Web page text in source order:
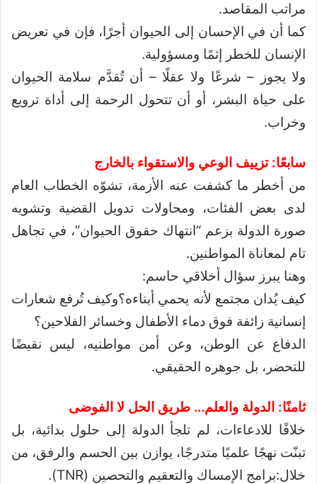
مراتب المقاصد.
كما أن في الإحسان إلى الحيوان أجرًا، فإن في تعريض
الإنسان للخطر إثمًا ومسؤولية.
ولا يجوز – شرعًا ولا عقلًا – أن تُقدَّم سلامة الحيوان
على حياة البشر، أو أن تتحول الرحمة إلى أداة ترويع
وخراب.
سابعًا: تزييف الوعي والاستقواء بالخارج
من أخطر ما كشفت عنه الأزمة، تشوّه الخطاب العام
لدى بعض الفئات، ومحاولات تدويل القضية وتشويه
صورة الدولة بزعم “انتهاك حقوق الحيوان”، في تجاهل
تام لمعاناة المواطنين.
وهنا يبرز سؤال أخلاقي حاسم:
كيف يُدان مجتمع لأنه يحمي أبناءه؟وكيف تُرفع شعارات
إنسانية زائفة فوق دماء الأطفال وخسائر الفلاحين؟
الدفاع عن الوطن، وعن أمن مواطنيه، ليس نقيضًا
للتحضر، بل جوهره الحقيقي.
ثامنًا: الدولة والعلم… طريق الحل لا الفوضى
خلافًا للادعاءات، لم تلجأ الدولة إلى حلول بدائية، بل
تبنّت نهجًا علميًا متدرجًا، يوازن بين الحسم والرفق، من
خلال:برامج الإمساك والتعقيم والتحصين (TNR).